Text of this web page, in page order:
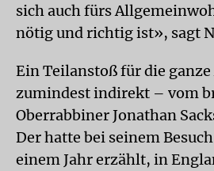
sich auch fürs
nötig und richtig ist», sagt
Ein Teilanstoß für die
zumindest indirekt – vom
Oberrabbiner Jonathan
Der hatte bei seinem
einem Jahr erzählt, in